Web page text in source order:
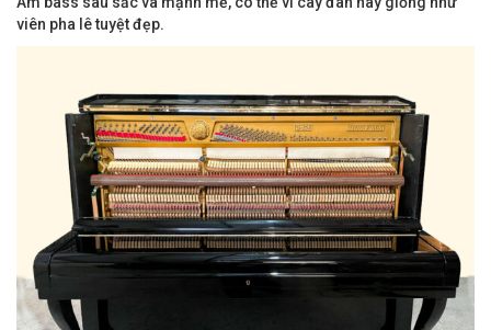
viên pha lê tuyệt đẹp.